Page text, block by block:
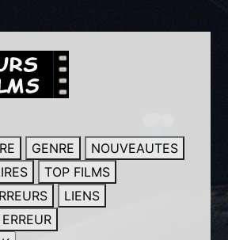
GENRE
NOUVEAUTES
TOP FILMS
LIENS